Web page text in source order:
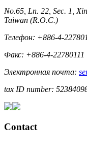
No.65, Ln. 22, Sec. 1,
Taiwan (R.O.C.)
Телефон: +886-4-
Факс: +886-4-22780111
Электронная почта:
tax ID number:
Contact